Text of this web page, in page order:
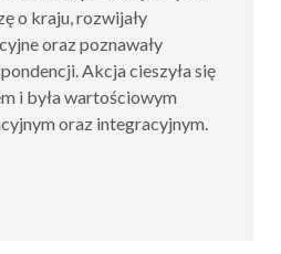
o kraju, rozwijały
oraz poznawały
Akcja cieszyła się
i była wartościowym
oraz integracyjnym.